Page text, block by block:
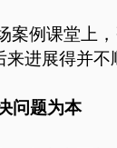
例课堂上，
进展得并不
问题为本